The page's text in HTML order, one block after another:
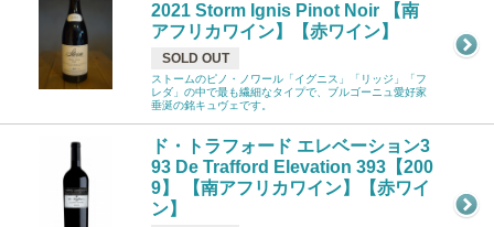
2021 Storm Ignis Pinot Noir 【南
アフリカワイン】【赤ワイン】
SOLD OUT
ストームのピノ・ノワール「イグニス」「リッジ」「フ
レダ」の中で最も繊細なタイプで、ブルゴーニュ愛好家
垂涎の銘キュヴェです。
ド・トラフォード エレベーション3
93 De Trafford Elevation 393【200
9】 【南アフリカワイン】【赤ワイ
ン】